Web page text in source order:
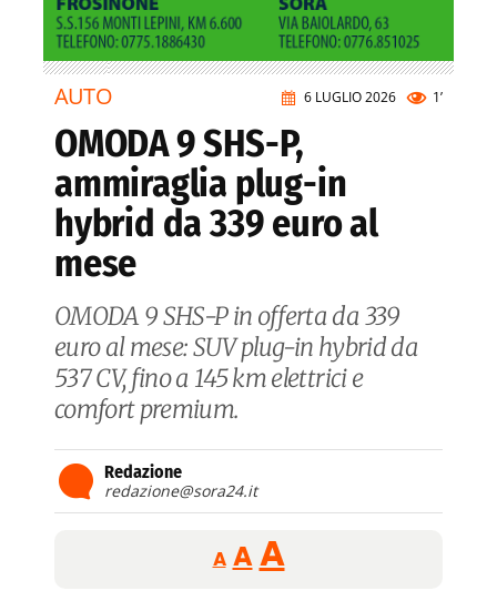
6 LUGLIO 2026 1’
AUTO
OMODA 9 SHS-P,
ammiraglia plug-in
hybrid da 339 euro al
mese
OMODA 9 SHS-P in offerta da 339
euro al mese: SUV plug-in hybrid da
537 CV, fino a 145 km elettrici e
comfort premium.
Redazione
redazione@sora24.it
A
Reducir
tamaño
A Restablecer
AAumentar